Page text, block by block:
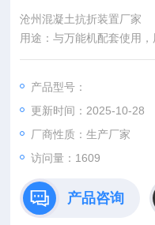
沧州混凝土抗折装置厂家
用途：与万能机配套使用
技术参数 ：
沧州混凝土抗折装置、抗折
产品型号：
更新时间：2025-10-28
厂商性质：生产厂家
访问量：1609
产品咨询